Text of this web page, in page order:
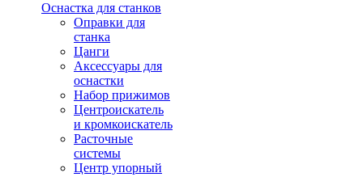
Оснастка для станков
Оправки для
станка
Цанги
Аксессуары для
оснастки
Набор прижимов
Центроискатель
и кромкоискатель
Расточные
системы
Центр упорный